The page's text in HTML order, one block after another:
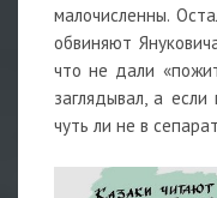
малочисленны.
обвиняют
что не дали
заглядывал, а
чуть ли не в